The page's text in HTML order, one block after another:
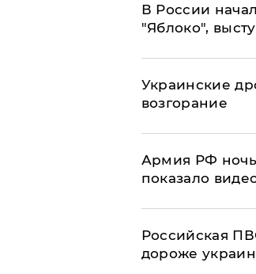
В России
"Яблоко",
Украинские
возгорание
Армия РФ
показало
Российская
дороже